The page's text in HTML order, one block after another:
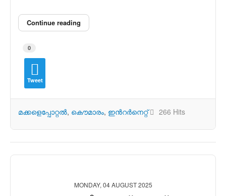
Continue reading
0
Tweet
മക്കളെപ്പോറ്റല്‍ കൌമാരം ഇന്‍റര്‍നെറ്റ് 266 Hits
MONDAY, 04 AUGUST 2025